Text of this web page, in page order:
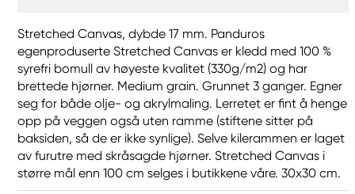
Stretched Canvas, dybde 17 mm. Panduros
egenproduserte Stretched Canvas er kledd med 100 %
syrefri bomull av høyeste kvalitet (330g/m2) og har
brettede hjørner. Medium grain. Grunnet 3 ganger. Egner
seg for både olje- og akrylmaling. Lerretet er fint å henge
opp på veggen også uten ramme (stiftene sitter på
baksiden, så de er ikke synlige). Selve kilerammen er laget
av furutre med skråsagde hjørner. Stretched Canvas i
større mål enn 100 cm selges i butikkene våre. 30x30 cm.